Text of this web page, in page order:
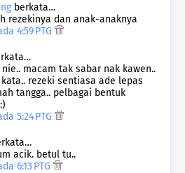
berkata…
rezekinya dan anak-anaknya
4:59 PTG
macam tak sabar nak kawen..
rezeki sentiasa ade lepas
tangga.. pelbagai bentuk
5:24 PTG
acik. betul tu..
6:13 PTG